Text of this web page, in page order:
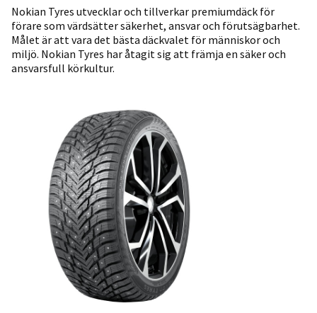
Nokian Tyres utvecklar och tillverkar premiumdäck för
förare som värdsätter säkerhet, ansvar och förutsägbarhet.
Målet är att vara det bästa däckvalet för människor och
miljö. Nokian Tyres har åtagit sig att främja en säker och
ansvarsfull körkultur.